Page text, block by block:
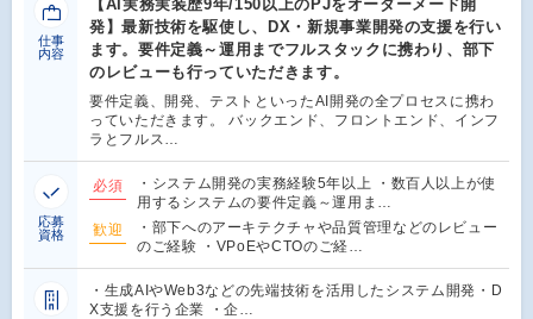
仕事
内容
【AI実務実装歴9年/150以上のPJをオーダーメード開
発】最新技術を駆使し、DX・新規事業開発の支援を行い
ます。要件定義～運用までフルスタックに携わり、部下
のレビューも行っていただきます。
要件定義、開発、テストといったAI開発の全プロセスに携わ
っていただきます。 バックエンド、フロントエンド、インフ
ラとフルス…
応募
資格
必須
・システム開発の実務経験5年以上 ・数百人以上が使
用するシステムの要件定義～運用ま…
歓迎
・部下へのアーキテクチャや品質管理などのレビュー
のご経験 ・VPoEやCTOのご経…
・生成AIやWeb3などの先端技術を活用したシステム開発・D
X支援を行う企業 ・企…